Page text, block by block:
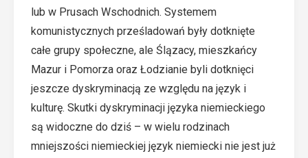
lub w Prusach Wschodnich. Systemem
komunistycznych prześladowań były dotknięte
całe grupy społeczne, ale Ślązacy, mieszkańcy
Mazur i Pomorza oraz Łodzianie byli dotknięci
jeszcze dyskryminacją ze względu na język i
kulturę. Skutki dyskryminacji języka niemieckiego
są widoczne do dziś – w wielu rodzinach
mniejszości niemieckiej język niemiecki nie jest już